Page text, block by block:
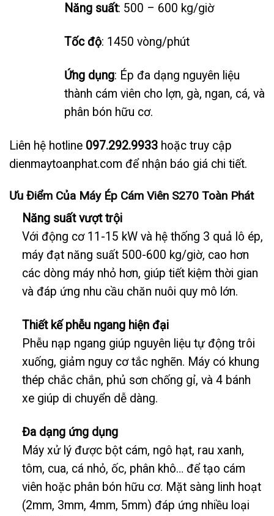
Năng suất: 500 – 600 kg/giờ
Tốc độ: 1450 vòng/phút
Ứng dụng: Ép đa dạng nguyên liệu
thành cám viên cho lợn, gà, ngan, cá, và
phân bón hữu cơ.
Liên hệ hotline 097.292.9933 hoặc truy cập
dienmaytoanphat.com để nhận báo giá chi tiết.
Ưu Điểm Của Máy Ép Cám Viên S270 Toàn Phát
Năng suất vượt trội
Với động cơ 11-15 kW và hệ thống 3 quả lô ép,
máy đạt năng suất 500-600 kg/giờ, cao hơn
các dòng máy nhỏ hơn, giúp tiết kiệm thời gian
và đáp ứng nhu cầu chăn nuôi quy mô lớn.
Thiết kế phễu ngang hiện đại
Phễu nạp ngang giúp nguyên liệu tự động trôi
xuống, giảm nguy cơ tắc nghẽn. Máy có khung
thép chắc chắn, phủ sơn chống gỉ, và 4 bánh
xe giúp di chuyển dễ dàng.
Đa dạng ứng dụng
Máy xử lý được bột cám, ngô hạt, rau xanh,
tôm, cua, cá nhỏ, ốc, phân khô… để tạo cám
viên hoặc phân bón hữu cơ. Mặt sàng linh hoạt
(2mm, 3mm, 4mm, 5mm) đáp ứng nhiều loại